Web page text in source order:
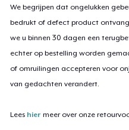
We begrijpen dat ongelukken
bedrukt of defect product
we u binnen 30 dagen een
echter op bestelling worden
of omruilingen accepteren voor
van gedachten verandert.
Lees hier meer over onze